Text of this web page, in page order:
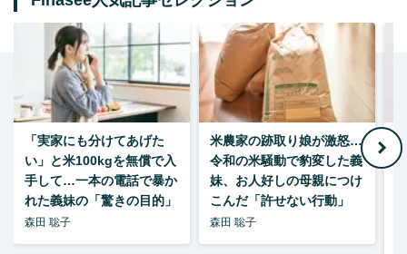
「実家にも分けてあげた
い」と米100kgを無償で入
手して…一本の電話で暴か
れた義妹の「驚きの目的」
森田 聡子
米農家の跡取り娘が激怒…
令和の米騒動で豹変した義
妹、お人好しの母親につけ
こんだ「許せない行動」
森田 聡子